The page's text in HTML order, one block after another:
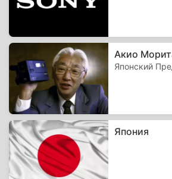
Акио
Японский
Япония